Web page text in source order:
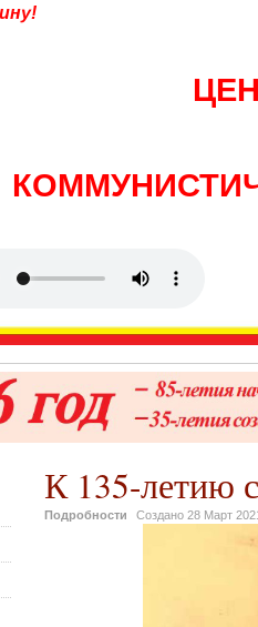
К 135-летию
Подробности Создано 28 Март